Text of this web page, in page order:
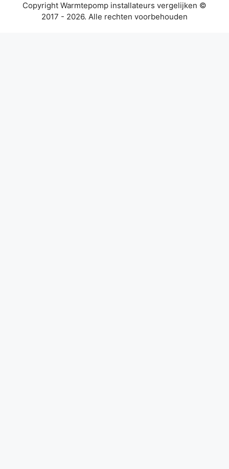
Copyright Warmtepomp installateurs vergelijken ©
2017 - 2026. Alle rechten voorbehouden